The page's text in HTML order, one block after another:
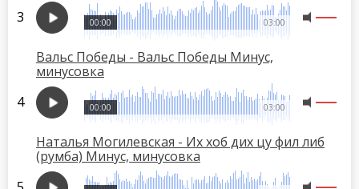
03:00
00:00
Вальс Победы - Вальс Победы Минус,
минусовка
03:00
00:00
Наталья Могилевская - Их хоб дих цу фил либ
(румба) Минус, минусовка